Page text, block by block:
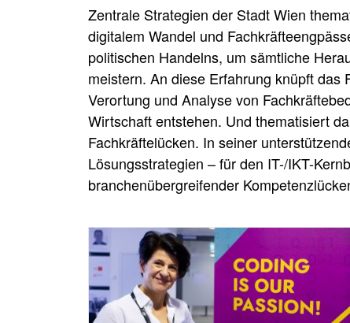
Zentrale Strategien der Stadt Wien
digitalem Wandel und
politischen Handelns, um sämtliche
meistern. An diese Erfahrung knüpft
Verortung und Analyse von
Wirtschaft entstehen. Und thematisiert
Fachkräftelücken. In seiner
Lösungsstrategien – für den IT-/IKT-
branchenübergreifender